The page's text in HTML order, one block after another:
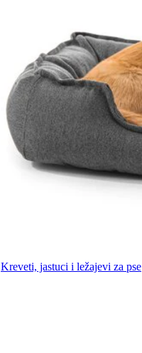
Kreveti, jastuci i ležajevi za pse